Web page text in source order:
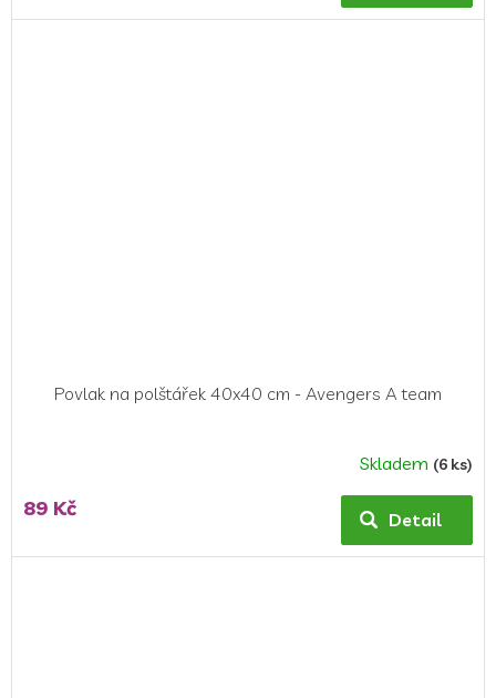
Povlak na polštářek 40x40 cm - Avengers A team
Skladem (6 ks)
89 Kč Detail